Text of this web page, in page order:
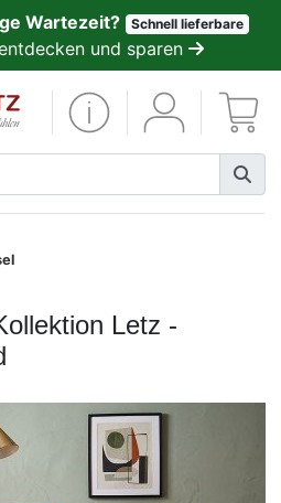
Wartezeit? Schnell lieferbare
und sparen
Letz -